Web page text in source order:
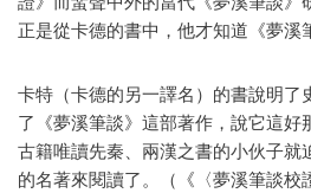
正是從卡德的書中，他才知道《夢溪
卡特（卡德的另一譯名）的書說明了
了《夢溪筆談》這部著作，說它這好
古籍唯讀先秦、兩漢之書的小伙子就
的名著來閱讀了。（《〈夢溪筆談校